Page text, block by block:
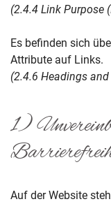
(2.4.4 Link Purpose
Es befinden sich
Attribute auf Links.
(2.4.6 Headings
1)
Auf der Website